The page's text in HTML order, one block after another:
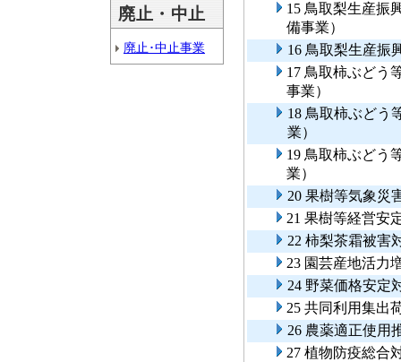
廃止・中止
廃止･中止事業
15 鳥取梨生産振
備事業）
16 鳥取梨生産振
17 鳥取柿ぶどう
事業）
18 鳥取柿ぶどう
業）
19 鳥取柿ぶどう
業）
20 果樹等気象災
21 果樹等経営安
22 柿梨茶霜被害
23 園芸産地活力
24 野菜価格安定
25 共同利用集出
26 農薬適正使用
27 植物防疫総合